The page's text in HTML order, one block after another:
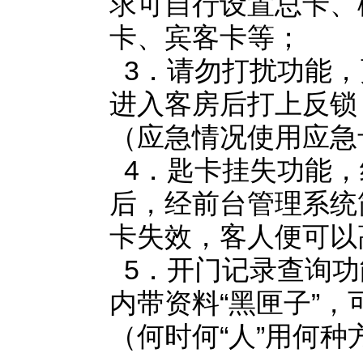
卡、宾客卡等；
3．请勿打扰功能
进入客房后打上反
（应急情况使用应
4．匙卡挂失功能
后，经前台管理系
卡失效，客人便可
5．开门记录查询
内带资料“黑匣子”
（何时何“人”用何